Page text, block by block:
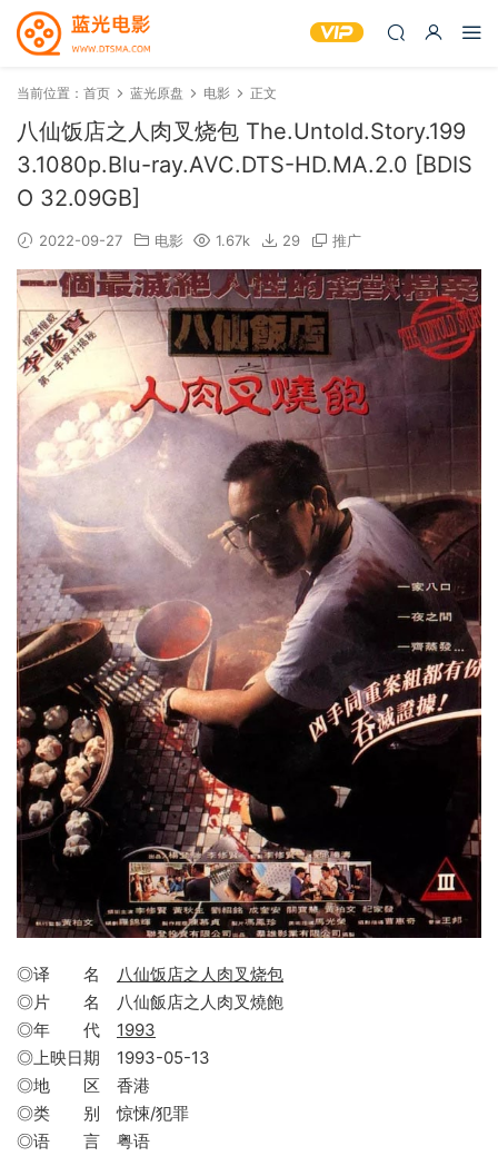
当前位置： 首页 蓝光原盘 电影 正文
八仙饭店之人肉叉烧包 The.Untold.Story.199
3.1080p.Blu-ray.AVC.DTS-HD.MA.2.0 [BDIS
O 32.09GB]
2022-09-27 电影 1.67k 29 推广
◎译 名
八仙饭店之人肉叉烧包
◎片 名 八仙飯店之人肉叉燒飽
◎年 代 1993
◎上映日期 1993-05-13
◎地 区 香港
◎类 别 惊悚/犯罪
◎语 言 粤语